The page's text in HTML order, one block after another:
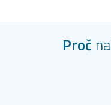
Proč